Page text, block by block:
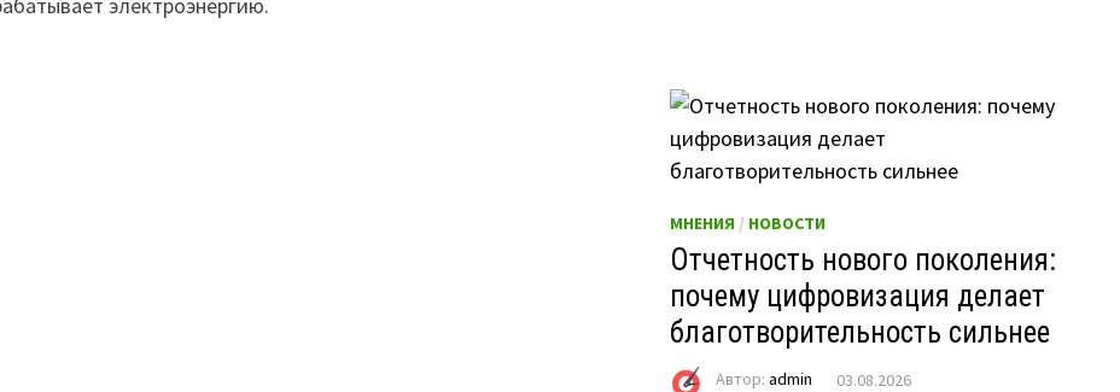
электроэнергию.
МНЕНИЯ / НОВОСТИ
Отчетность нового поколения:
почему цифровизация делает
благотворительность сильнее
Автор: admin 03.08.2026